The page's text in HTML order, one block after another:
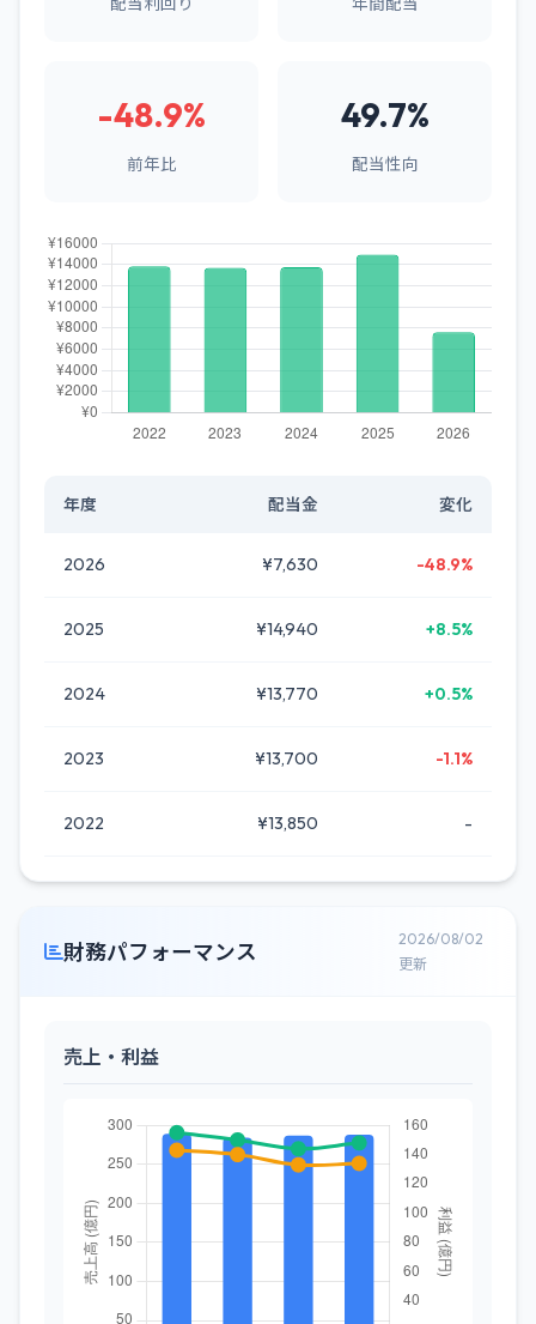
-48.9%
前年比
49.7%
配当性向
年度 配当金 変化
2026 ¥7,630 -48.9%
2025 ¥14,940 +8.5%
2024 ¥13,770 +0.5%
2023 ¥13,700 -1.1%
2022 ¥13,850 -
財務パフォーマンス
2026/08/02
更新
売上・利益